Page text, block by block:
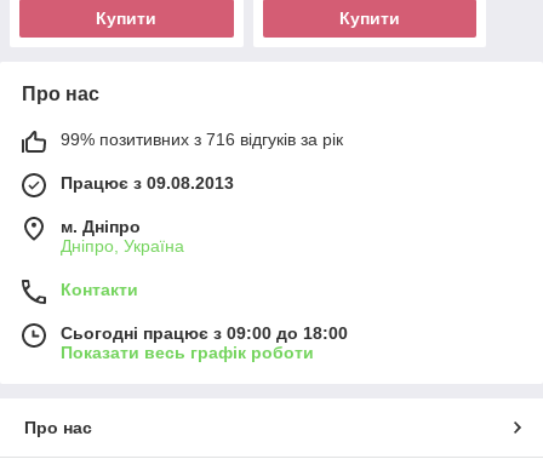
Купити Купити
Про нас
99% позитивних з 716 відгуків за рік
Працює з 09.08.2013
м. Дніпро
Дніпро, Україна
Контакти
Сьогодні працює з 09:00 до 18:00
Показати весь графік роботи
Про нас